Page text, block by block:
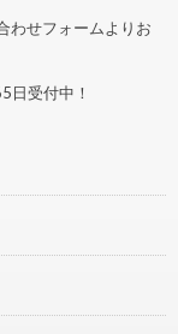
わせフォームよりお
日受付中！